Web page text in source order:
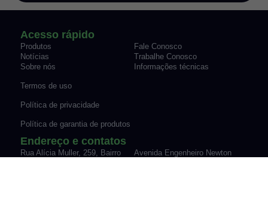
Acesso rápido
Produtos
Fale Conosco
Notícias
Trabalhe Conosco
Sobre nós
Informações técnicas
Termos de uso
Política de privacidade
Política de garantia de produtos
Endereço e contatos
Rua Alícia Muller, 259, Bairro
Avenida Engenheiro Newton